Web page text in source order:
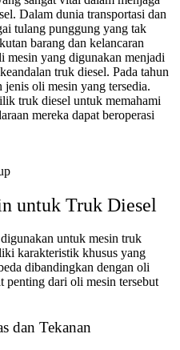
Dalam dunia transportasi dan
tulang punggung yang tak
barang dan kelancaran
mesin yang digunakan menjadi
truk diesel. Pada tahun
jenis oli mesin yang tersedia.
truk diesel untuk memahami
mereka dapat beroperasi
untuk Truk Diesel
untuk mesin truk
karakteristik khusus yang
dibandingkan dengan oli
penting dari oli mesin tersebut
dan Tekanan